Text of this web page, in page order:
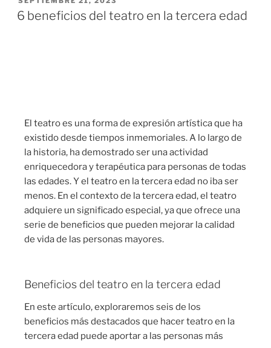
6 beneficios del teatro en la tercera edad
El teatro es una forma de expresión artística que ha
existido desde tiempos inmemoriales. A lo largo de
la historia, ha demostrado ser una actividad
enriquecedora y terapéutica para personas de todas
las edades. Y el teatro en la tercera edad no iba ser
menos. En el contexto de la tercera edad, el teatro
adquiere un significado especial, ya que ofrece una
serie de beneficios que pueden mejorar la calidad
de vida de las personas mayores.
Beneficios del teatro en la tercera edad
En este artículo, exploraremos seis de los
beneficios más destacados que hacer teatro en la
tercera edad puede aportar a las personas más